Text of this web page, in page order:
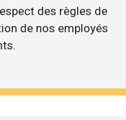
des règles de
de nos employés